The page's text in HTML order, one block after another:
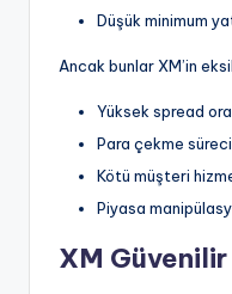
Düşük minimum
Ancak bunlar XM’in
Yüksek spread
Para çekme
Kötü müşteri
Piyasa
XM